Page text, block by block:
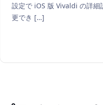
設定で iOS 版 Vivaldi の詳細
更でき […]